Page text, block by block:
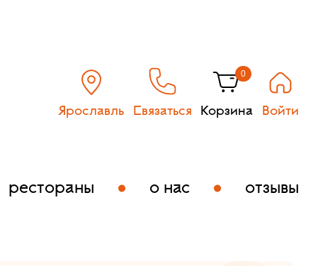
Ярославль Связаться
0
Корзина Войти
рестораны о нас отзывы